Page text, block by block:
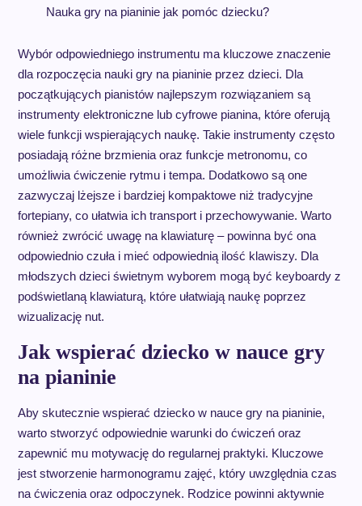
Nauka gry na pianinie jak pomóc dziecku?
Wybór odpowiedniego instrumentu ma kluczowe znaczenie
dla rozpoczęcia nauki gry na pianinie przez dzieci. Dla
początkujących pianistów najlepszym rozwiązaniem są
instrumenty elektroniczne lub cyfrowe pianina, które oferują
wiele funkcji wspierających naukę. Takie instrumenty często
posiadają różne brzmienia oraz funkcje metronomu, co
umożliwia ćwiczenie rytmu i tempa. Dodatkowo są one
zazwyczaj lżejsze i bardziej kompaktowe niż tradycyjne
fortepiany, co ułatwia ich transport i przechowywanie. Warto
również zwrócić uwagę na klawiaturę – powinna być ona
odpowiednio czuła i mieć odpowiednią ilość klawiszy. Dla
młodszych dzieci świetnym wyborem mogą być keyboardy z
podświetlaną klawiaturą, które ułatwiają naukę poprzez
wizualizację nut.
Jak wspierać dziecko w nauce gry
na pianinie
Aby skutecznie wspierać dziecko w nauce gry na pianinie,
warto stworzyć odpowiednie warunki do ćwiczeń oraz
zapewnić mu motywację do regularnej praktyki. Kluczowe
jest stworzenie harmonogramu zajęć, który uwzględnia czas
na ćwiczenia oraz odpoczynek. Rodzice powinni aktywnie